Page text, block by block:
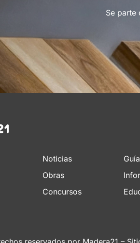
Se parte
Noticias
Obras
Concursos